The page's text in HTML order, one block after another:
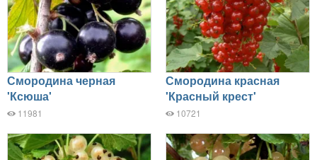
Смородина черная
'Ксюша'
11981
Смородина красная
'Красный крест'
10721